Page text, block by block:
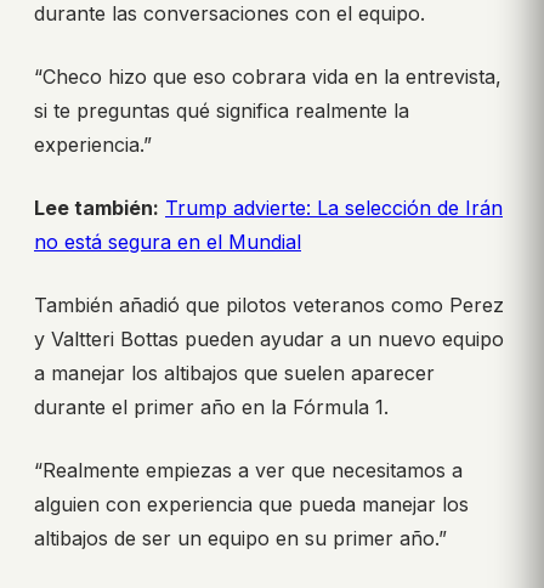
durante las conversaciones con el equipo.
“Checo hizo que eso cobrara vida en la entrevista,
si te preguntas qué significa realmente la
experiencia.”
Lee también: Trump advierte: La selección de Irán
no está segura en el Mundial
También añadió que pilotos veteranos como Perez
y Valtteri Bottas pueden ayudar a un nuevo equipo
a manejar los altibajos que suelen aparecer
durante el primer año en la Fórmula 1.
“Realmente empiezas a ver que necesitamos a
alguien con experiencia que pueda manejar los
altibajos de ser un equipo en su primer año.”